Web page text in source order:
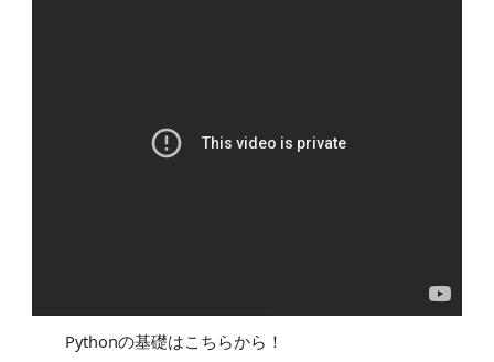
Pythonの基礎はこちらから！